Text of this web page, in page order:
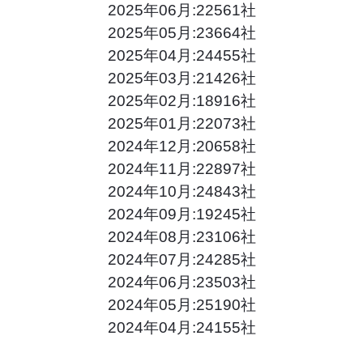
2025年06月:22561社
2025年05月:23664社
2025年04月:24455社
2025年03月:21426社
2025年02月:18916社
2025年01月:22073社
2024年12月:20658社
2024年11月:22897社
2024年10月:24843社
2024年09月:19245社
2024年08月:23106社
2024年07月:24285社
2024年06月:23503社
2024年05月:25190社
2024年04月:24155社